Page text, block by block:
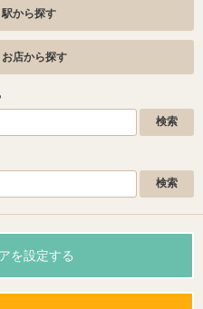
から探す
店から探す
を設定する